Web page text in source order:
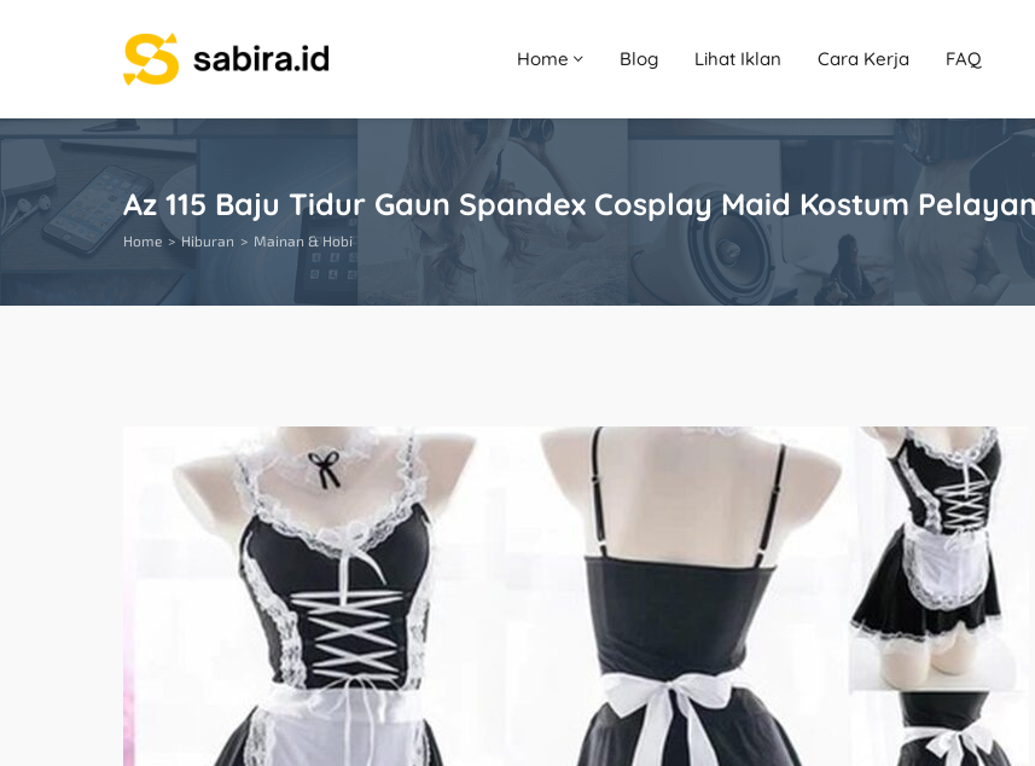
Home Blog Lihat Iklan Cara Kerja FAQ
Az 115 Baju Tidur Gaun Spandex Cosplay Maid Kostum
Home Hiburan Mainan & Hobi